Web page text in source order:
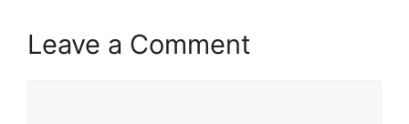
Leave a Comment